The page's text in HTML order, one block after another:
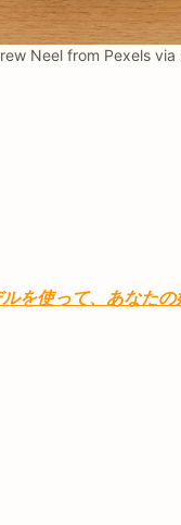
Neel from Pexels via
を使って、あなた